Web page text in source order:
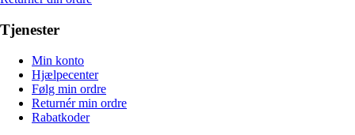
Tjenester
Min konto
Hjælpecenter
Følg min ordre
Returnér min ordre
Rabatkoder